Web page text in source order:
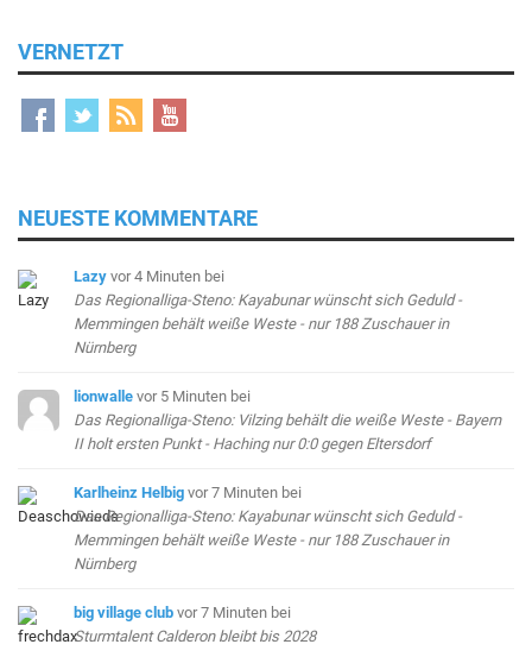
VERNETZT
NEUESTE KOMMENTARE
Lazy vor 4 Minuten bei
Das Regionalliga-Steno: Kayabunar wünscht sich Geduld -
Memmingen behält weiße Weste - nur 188 Zuschauer in
Nürnberg
lionwalle vor 5 Minuten bei
Das Regionalliga-Steno: Vilzing behält die weiße Weste - Bayern
II holt ersten Punkt - Haching nur 0:0 gegen Eltersdorf
Karlheinz Helbig vor 7 Minuten bei
Das Regionalliga-Steno: Kayabunar wünscht sich Geduld -
Memmingen behält weiße Weste - nur 188 Zuschauer in
Nürnberg
big village club vor 7 Minuten bei
Sturmtalent Calderon bleibt bis 2028